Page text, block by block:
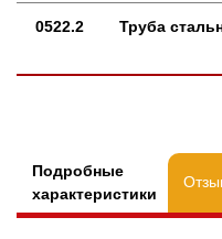
0522.2
Труба
Подробные
характеристики